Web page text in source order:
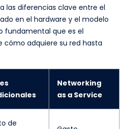
las diferencias clave entre el
en el hardware y el modelo
fundamental que es el
cómo adquiere su red hasta
Networking
as a Service
de